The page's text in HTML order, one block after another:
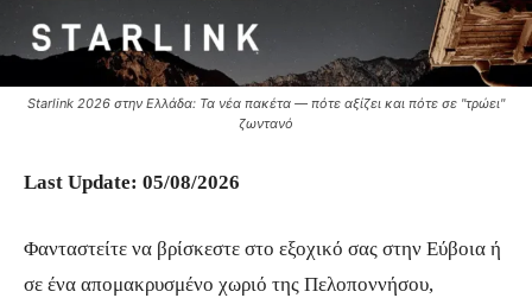
Starlink 2026 στην Ελλάδα: Τα νέα πακέτα — πότε αξίζει και πότε σε "τρώει"
ζωντανό
Last Update: 05/08/2026
Φανταστείτε να βρίσκεστε στο εξοχικό σας στην Εύβοια ή
σε ένα απομακρυσμένο χωριό της Πελοποννήσου,